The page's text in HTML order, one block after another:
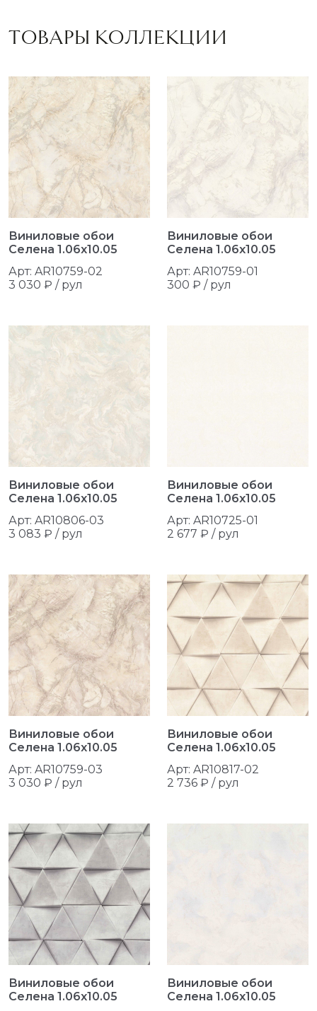
ТОВАРЫ КОЛЛЕКЦИИ
Виниловые обои
Селена 1.06x10.05
Арт: AR10759-02
3 030 ₽ / рул
Виниловые обои
Селена 1.06x10.05
Арт: AR10759-01
300 ₽ / рул
Виниловые обои
Селена 1.06x10.05
Арт: AR10806-03
3 083 ₽ / рул
Виниловые обои
Селена 1.06x10.05
Арт: AR10725-01
2 677 ₽ / рул
Виниловые обои
Селена 1.06x10.05
Арт: AR10759-03
3 030 ₽ / рул
Виниловые обои
Селена 1.06x10.05
Арт: AR10817-02
2 736 ₽ / рул
Виниловые обои
Селена 1.06x10.05
Виниловые обои
Селена 1.06x10.05